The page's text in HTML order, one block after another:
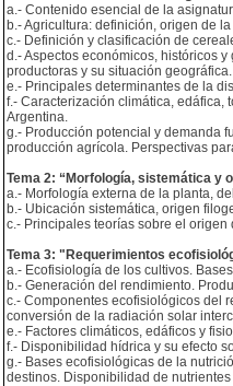
a.- Contenido esencial de la
b.- Agricultura: definición, origen de
c.- Definición y clasificación de
d.- Aspectos económicos, históricos
productoras y su situación
e.- Principales determinantes de la
f.- Caracterización climática,
Argentina.
g.- Producción potencial y demanda
producción agrícola. Perspectivas
Tema 2: “Morfología, sistemática y
a.- Morfología externa de la planta,
b.- Ubicación sistemática, origen
c.- Principales teorías sobre el
Tema 3: "Requerimientos
a.- Ecofisiología de los cultivos.
b.- Generación del rendimiento.
c.- Componentes ecofisiológicos del
conversión de la radiación solar
e.- Factores climáticos, edáficos y
f.- Disponibilidad hídrica y su efecto
g.- Bases ecofisiológicas de la
destinos. Disponibilidad de